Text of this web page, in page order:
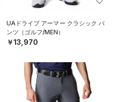
UAドライブ アーマー クラシック パ
ンツ（ゴルフ/MEN）
￥13,970